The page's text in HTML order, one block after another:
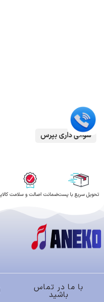
سوالی داری بپرس
تحویل سریع با پستضمانت اصالت و سلامت کالا
با ما در تماس
باشید